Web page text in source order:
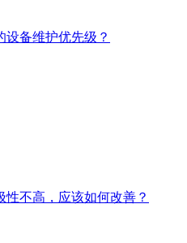
设备维护优先级？
性不高，应该如何改善？